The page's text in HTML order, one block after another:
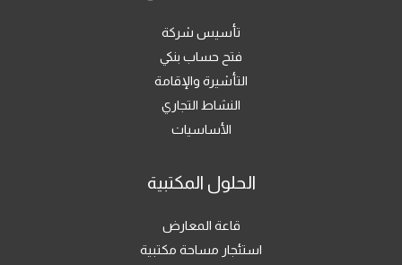
تأسيس شركة
فتح حساب بنكي
التأشيرة والإقامة
النشاط التجاري
الأساسيات
الحلول المكتبية
قاعة المعارض
استئجار مساحة مكتبية